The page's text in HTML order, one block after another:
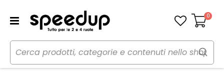
Carrello
0